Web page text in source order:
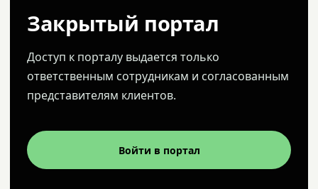
Закрытый портал
Доступ к порталу выдается только
ответственным сотрудникам и согласованным
представителям клиентов.
Войти в портал